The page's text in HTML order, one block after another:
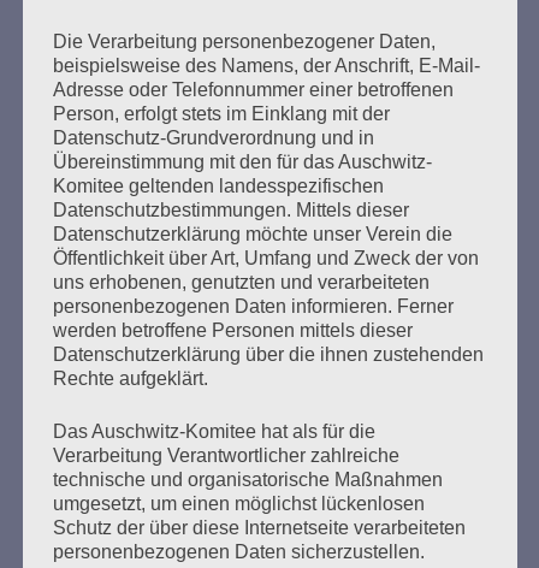
Seitennummerierung
der
Beiträge
Zurück 4 Weiter
Um den Antisemitismus zu stoppen, müssen wir
neue Wege gehen und immer und immer wieder
miteinander reden, über alles nachdenken und
richtig miteinander reden über das, was wir
erreichen wollen.
Peggy Parnass - 10. Januar 2021
Die Verarbeitung personenbezogener Daten,
beispielsweise des Namens, der Anschrift, E-Mail-
Adresse oder Telefonnummer einer betroffenen
Person, erfolgt stets im Einklang mit der
Datenschutz-Grundverordnung und in
Übereinstimmung mit den für das Auschwitz-
Komitee geltenden landesspezifischen
Datenschutzbestimmungen. Mittels dieser
Datenschutzerklärung möchte unser Verein die
Öffentlichkeit über Art, Umfang und Zweck der von
uns erhobenen, genutzten und verarbeiteten
personenbezogenen Daten informieren. Ferner
werden betroffene Personen mittels dieser
Datenschutzerklärung über die ihnen zustehenden
Rechte aufgeklärt.
Das Auschwitz-Komitee hat als für die
Verarbeitung Verantwortlicher zahlreiche
technische und organisatorische Maßnahmen
umgesetzt, um einen möglichst lückenlosen
Schutz der über diese Internetseite verarbeiteten
personenbezogenen Daten sicherzustellen.